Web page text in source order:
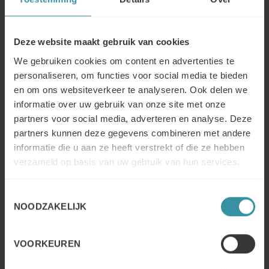
Deze website maakt gebruik van cookies
We gebruiken cookies om content en advertenties te
personaliseren, om functies voor social media te bieden
en om ons websiteverkeer te analyseren. Ook delen we
informatie over uw gebruik van onze site met onze
partners voor social media, adverteren en analyse. Deze
partners kunnen deze gegevens combineren met andere
informatie die u aan ze heeft verstrekt of die ze hebben
verzameld op basis van uw gebruik van hun services.
NOODZAKELIJK
VOORKEUREN
de ogen van de klant tot stand te brengen:
luister naar de klant”.
66% van de respondenten zei: “De klant opvoeden,
inspireren en uitdagen om te veranderen”.
65% van de respondenten zei: “Toon diepgaand
inzicht in de sector van de klant”.
64% van de respondenten zei: “Creëer unieke
Het is duidelijk dat verkoop steeds meer
organisaties bouwen geen vertrouwen op. Klantgerichte
organisaties wel. En als je vertrouwen opbouwt, neemt de